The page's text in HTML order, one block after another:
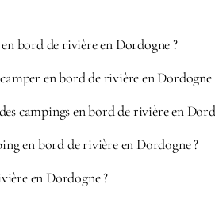
bord de rivière en Dordogne ?
en bord de rivière en Dordogne
campings en bord de rivière en
en bord de rivière en Dordogne ?
en Dordogne ?